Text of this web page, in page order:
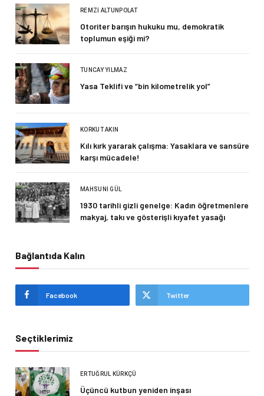
REMZI ALTUNPOLAT
Otoriter barışın hukuku mu, demokratik
toplumun eşiği mi?
TUNCAY YILMAZ
Yasa Teklifi ve “bin kilometrelik yol”
KORKUT AKIN
Kılı kırk yararak çalışma: Yasaklara ve sansüre
karşı mücadele!
MAHSUNI GÜL
1930 tarihli gizli genelge: Kadın öğretmenlere
makyaj, takı ve gösterişli kıyafet yasağı
Bağlantıda Kalın
Facebook Twitter
Seçtiklerimiz
ERTUĞRUL KÜRKÇÜ
Üçüncü kutbun yeniden inşası